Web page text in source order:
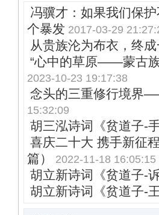
冯骥才：如果我们保
个暴发 2017-03-29
从贵族沦为布衣，终
“心中的草原——蒙古
2023-10-23 19:17:38
念头的三重修行境界
15:32:09
胡三泓诗词《贫道子-手
喜庆二十大 携手新征
篇）
2022-11-18 16:05:15
胡立新诗词《贫道子-诉
胡立新诗词《贫道子-王